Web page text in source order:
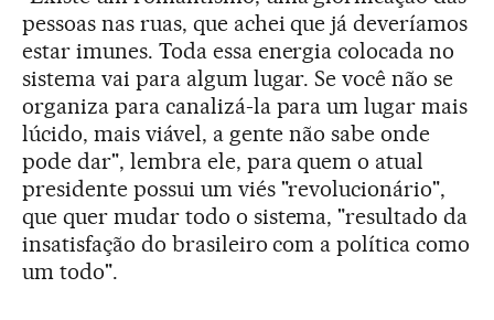
pessoas nas ruas, que achei que já deveríamos
estar imunes. Toda essa energia colocada no
sistema vai para algum lugar. Se você não se
organiza para canalizá-la para um lugar mais
lúcido, mais viável, a gente não sabe onde
pode dar", lembra ele, para quem o atual
presidente possui um viés "revolucionário",
que quer mudar todo o sistema, "resultado da
insatisfação do brasileiro com a política como
um todo".